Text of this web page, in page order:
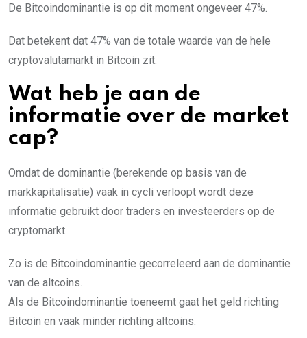
De Bitcoindominantie is op dit moment ongeveer 47%.
Dat betekent dat 47% van de totale waarde van de hele
cryptovalutamarkt in Bitcoin zit.
Wat heb je aan de
informatie over de market
cap?
Omdat de dominantie (berekende op basis van de
markkapitalisatie) vaak in cycli verloopt wordt deze
informatie gebruikt door traders en investeerders op de
cryptomarkt.
Zo is de Bitcoindominantie gecorreleerd aan de dominantie
van de altcoins.
Als de Bitcoindominantie toeneemt gaat het geld richting
Bitcoin en vaak minder richting altcoins.